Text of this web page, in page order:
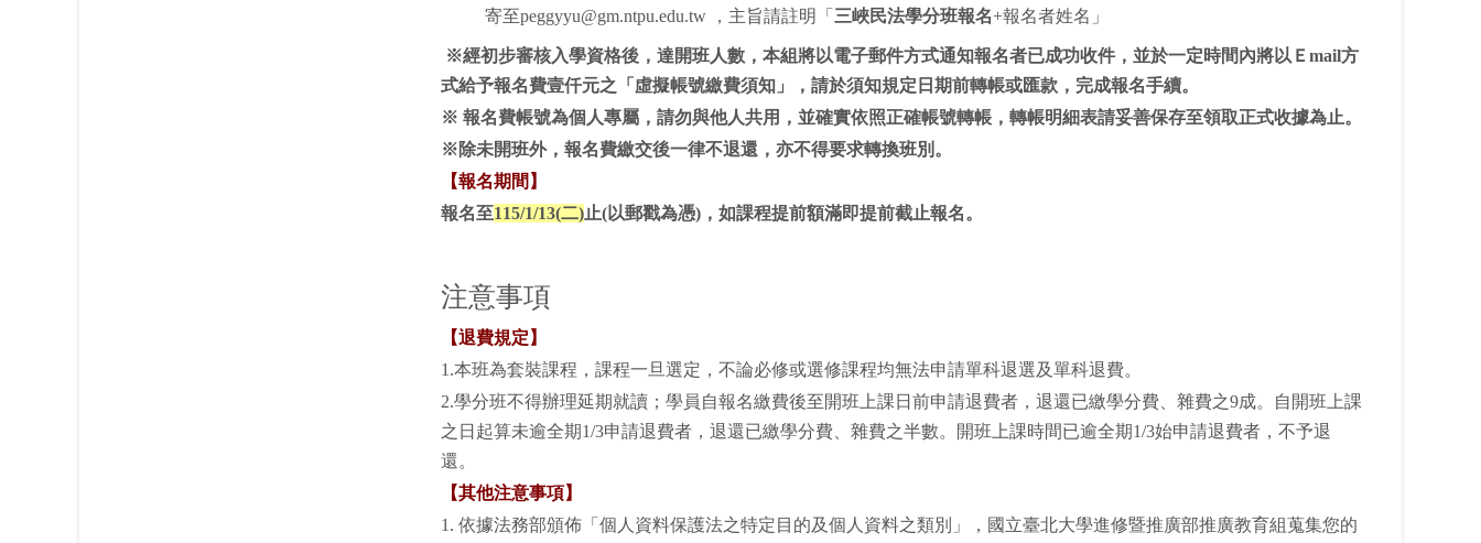
寄至peggyyu@gm.ntpu.edu.tw ，主旨請註明「 三峽民法學分班報名+報名者姓名」
※經初步審核入學資格後，達開班人數，本組將以電子郵件方式通知報名者已成功收件，並於一定時間內將以Ｅmail方
式給予報名費壹仟元之「虛擬帳號繳費須知」，請於須知規定日期前轉帳或匯款，完成報名手續。
※ 報名費帳號為個人專屬，請勿與他人共用，並確實依照正確帳號轉帳，轉帳明細表請妥善保存至領取正式收據為止。
※除未開班外，報名費繳交後一律不退還，亦不得要求轉換班別。
【報名期間】
報名至115/1/13(二)止(以郵戳為憑)，如課程提前額滿即提前截止報名 。
注意事項
【退費規定】
1.本班為套裝課程，課程一旦選定，不論必修或選修課程均無法申請單科退選及單科退費。
2.學分班不得辦理延期就讀；學員自報名繳費後至開班上課日前申請退費者，退還已繳學分費、雜費之9成。自開班上課
之日起算未逾全期1/3申請退費者，退還已繳學分費、雜費之半數。開班上課時間已逾全期1/3始申請退費者，不予退
還。
【其他注意事項】
1. 依據法務部頒佈「個人資料保護法之特定目的及個人資料之類別」，國立臺北大學進修暨推廣部推廣教育組蒐集您的